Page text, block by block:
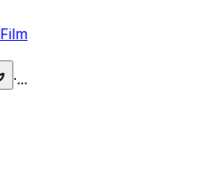
Film
·...